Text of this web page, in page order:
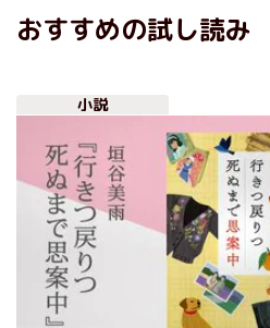
おすすめの試し読み
小説